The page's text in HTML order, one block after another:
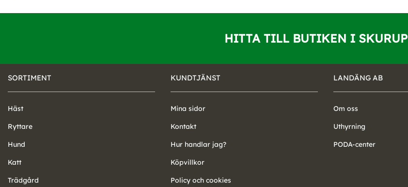
HITTA TILL BUTIKEN I SKURUP
SORTIMENT
Häst
Ryttare
Hund
Katt
Trädgård
KUNDTJÄNST
Mina sidor
Kontakt
Hur handlar jag?
Köpvillkor
Policy och cookies
LANDÄNG AB
Om oss
Uthyrning
PODA-center